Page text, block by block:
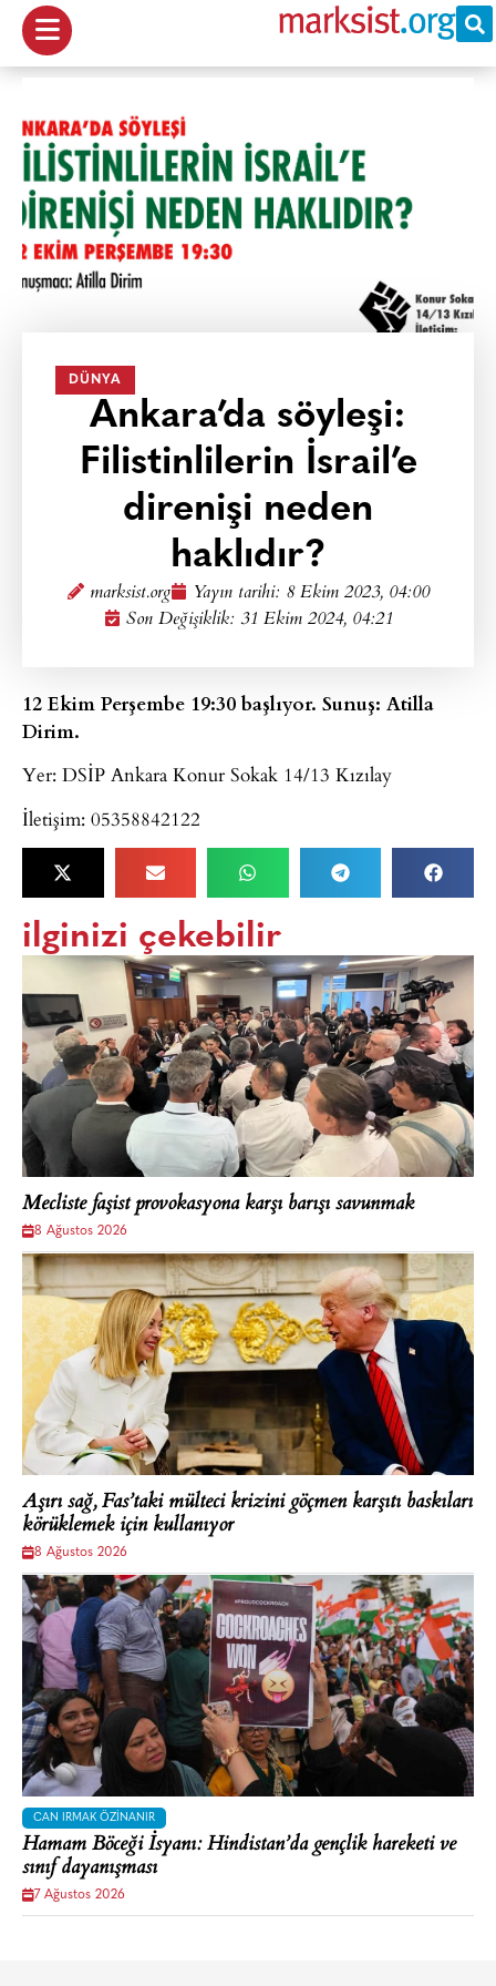
DÜNYA
Ankara’da söyleşi:
Filistinlilerin İsrail’e
direnişi neden
haklıdır?
marksist.org Yayın tarihi: 8 Ekim 2023, 04:00
Son Değişiklik: 31 Ekim 2024, 04:21
12 Ekim Perşembe 19:30 başlıyor. Sunuş: Atilla
Dirim.
Yer: DSİP Ankara Konur Sokak 14/13 Kızılay
İletişim: 05358842122
ilginizi çekebilir
Mecliste faşist provokasyona karşı barışı savunmak
8 Ağustos 2026
Aşırı sağ, Fas’taki mülteci krizini göçmen karşıtı baskıları
körüklemek için kullanıyor
8 Ağustos 2026
CAN IRMAK ÖZINANIR
Hamam Böceği İsyanı: Hindistan’da gençlik hareketi ve
sınıf dayanışması
7 Ağustos 2026